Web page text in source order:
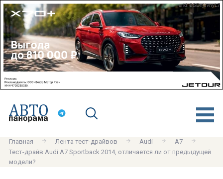
erid: 2SDnjdvnyL7
Главная Лента тест-драйвов Audi
A7
Тест-драйв Audi A7 Sportback 2014, отличается ли от предыдущей
модели?